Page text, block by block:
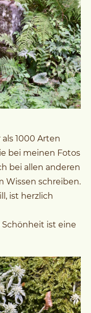
1000 Arten
bei meinen Fotos
bei allen anderen
Wissen schreiben.
ist herzlich
ist eine